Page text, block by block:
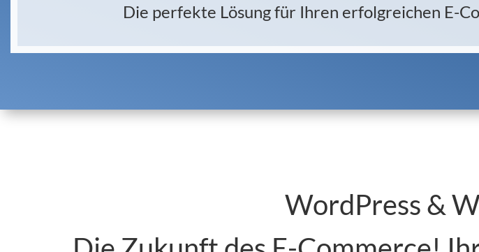
Die perfekte Lösung für Ihren erfolgreichen E-
WordPress &